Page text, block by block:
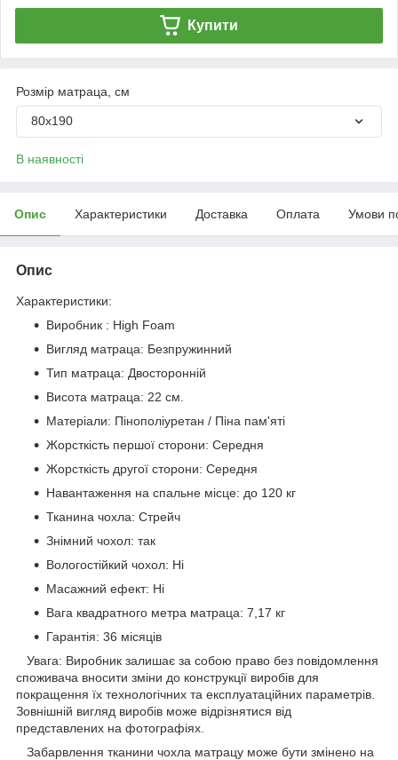
Купити
Розмір матраца, см
80х190
В наявності
Опис Характеристики Доставка Оплата Умови
Опис
Характеристики:
Виробник : High Foam
Вигляд матраца: Безпружинний
Тип матраца: Двосторонній
Висота матраца: 22 см.
Матеріали: Пінополіуретан / Піна пам'яті
Жорсткість першої сторони: Середня
Жорсткість другої сторони: Середня
Навантаження на спальне місце: до 120 кг
Тканина чохла: Стрейч
Знімний чохол: так
Вологостійкий чохол: Ні
Масажний ефект: Ні
Вага квадратного метра матраца: 7,17 кг
Гарантія: 36 місяців
Увага: Виробник залишає за собою право без повідомлення
споживача вносити зміни до конструкції виробів для
покращення їх технологічних та експлуатаційних параметрів.
Зовнішній вигляд виробів може відрізнятися від
представлених на фотографіях.
Забарвлення тканини чохла матрацу може бути змінено на